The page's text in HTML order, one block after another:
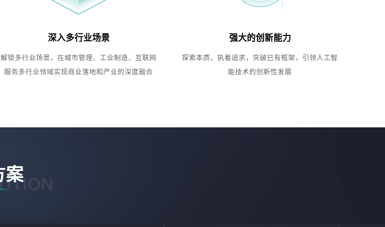
深入多行业场景
解锁多行业场景，在城市管理、工业制造、互联网
服务多行业领域实现商业落地和产业的深度融合
强大的创新能力
探索本质、执着追求，突破已有框架，引领人工智
能技术的创新性发展
案